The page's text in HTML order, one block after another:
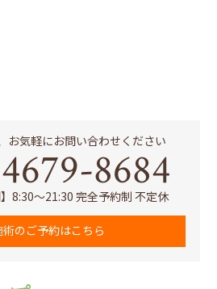
お気軽にお問い合わせください
8684
】8:30～21:30 完全予約制 不定休
術のご予約はこちら